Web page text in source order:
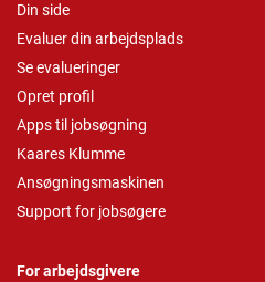
Din side
Evaluer din arbejdsplads
Se evalueringer
Opret profil
Apps til jobsøgning
Kaares Klumme
Ansøgningsmaskinen
Support for jobsøgere
For arbejdsgivere